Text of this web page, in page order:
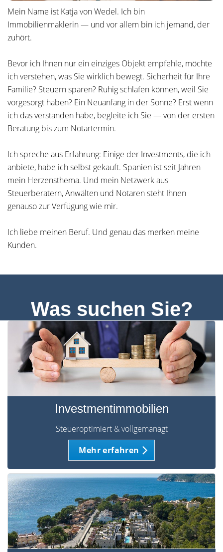
Mein Name ist Katja von Wedel. Ich bin
Immobilienmaklerin — und vor allem bin ich jemand, der
zuhört.
Bevor ich Ihnen nur ein einziges Objekt empfehle, möchte
ich verstehen, was Sie wirklich bewegt. Sicherheit für Ihre
Familie? Steuern sparen? Ruhig schlafen können, weil Sie
vorgesorgt haben? Ein Neuanfang in der Sonne? Erst wenn
ich das verstanden habe, begleite ich Sie — von der ersten
Beratung bis zum Notartermin.
Ich spreche aus Erfahrung: Einige der Investments, die ich
anbiete, habe ich selbst gekauft. Spanien ist seit Jahren
mein Herzensthema. Und mein Netzwerk aus
Steuerberatern, Anwälten und Notaren steht Ihnen
genauso zur Verfügung wie mir.
Ich liebe meinen Beruf. Und genau das merken meine
Kunden.
Was suchen Sie?
Investmentimmobilien
Steueroptimiert & vollgemanagt
Mehr erfahren